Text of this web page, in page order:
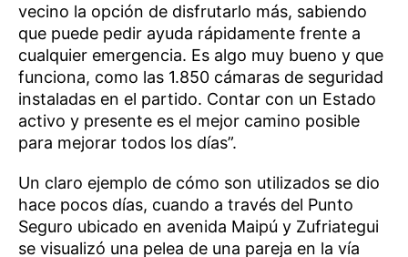
vecino la opción de disfrutarlo más, sabiendo
que puede pedir ayuda rápidamente frente a
cualquier emergencia. Es algo muy bueno y que
funciona, como las 1.850 cámaras de seguridad
instaladas en el partido. Contar con un Estado
activo y presente es el mejor camino posible
para mejorar todos los días”.
Un claro ejemplo de cómo son utilizados se dio
hace pocos días, cuando a través del Punto
Seguro ubicado en avenida Maipú y Zufriategui
se visualizó una pelea de una pareja en la vía